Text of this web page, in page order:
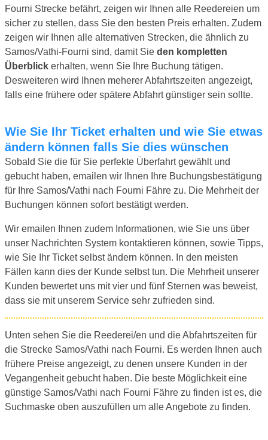
Fourni Strecke befährt, zeigen wir Ihnen alle Reedereien um
sicher zu stellen, dass Sie den besten Preis erhalten. Zudem
zeigen wir Ihnen alle alternativen Strecken, die ähnlich zu
Samos/Vathi-Fourni sind, damit Sie den kompletten
Überblick erhalten, wenn Sie Ihre Buchung tätigen.
Desweiteren wird Ihnen meherer Abfahrtszeiten angezeigt,
falls eine frühere oder spätere Abfahrt günstiger sein sollte.
Wie Sie Ihr Ticket erhalten und wie Sie etwas
ändern können falls Sie dies wünschen
Sobald Sie die für Sie perfekte Überfahrt gewählt und
gebucht haben, emailen wir Ihnen Ihre Buchungsbestätigung
für Ihre Samos/Vathi nach Fourni Fähre zu. Die Mehrheit der
Buchungen können sofort bestätigt werden.
Wir emailen Ihnen zudem Informationen, wie Sie uns über
unser Nachrichten System kontaktieren können, sowie Tipps,
wie Sie Ihr Ticket selbst ändern können. In den meisten
Fällen kann dies der Kunde selbst tun. Die Mehrheit unserer
Kunden bewertet uns mit vier und fünf Sternen was beweist,
dass sie mit unserem Service sehr zufrieden sind.
Unten sehen Sie die Reederei/en und die Abfahrtszeiten für
die Strecke Samos/Vathi nach Fourni. Es werden Ihnen auch
frühere Preise angezeigt, zu denen unsere Kunden in der
Vegangenheit gebucht haben. Die beste Möglichkeit eine
günstige Samos/Vathi nach Fourni Fähre zu finden ist es, die
Suchmaske oben auszufüllen um alle Angebote zu finden.